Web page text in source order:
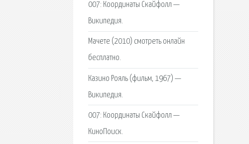
007: Координаты Скайфолл —
Википедия.
Мачете (2010) смотреть онлайн
бесплатно.
Казино Рояль (фильм, 1967) —
Википедия.
007: Координаты Скайфолл —
КиноПоиск.